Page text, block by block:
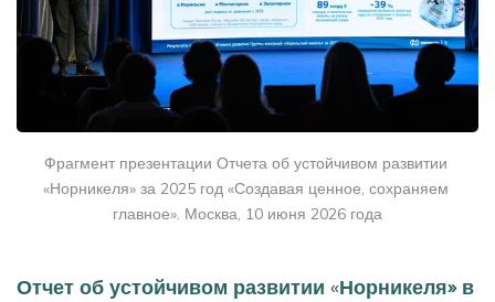
Фрагмент презентации Отчета об устойчивом развитии
«Норникеля» за 2025 год «Создавая ценное, сохраняем
главное». Москва, 10 июня 2026 года
Отчет об устойчивом развитии «Норникеля» в